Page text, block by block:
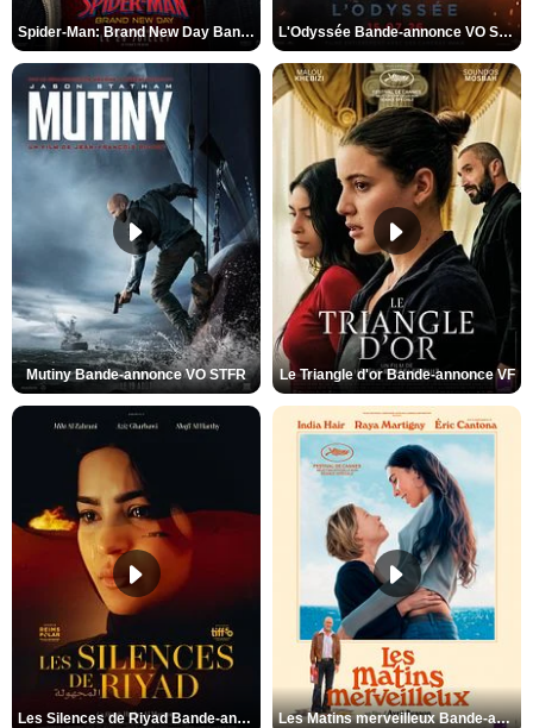
Spider-Man: Brand New Day Bande-annonce VO STFR L'Odyssée Bande-annonce VO STFR
Mutiny Bande-annonce VO STFR Le Triangle d'or Bande-annonce VF
Les Silences de Riyad Bande-annonce VO STFR Les Matins merveilleux Bande-annonce VF